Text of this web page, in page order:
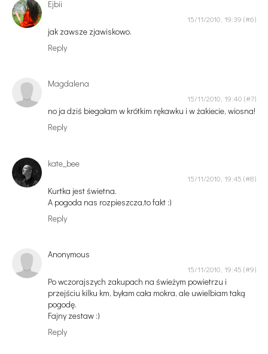
Ejbii
15/11/2010, 19:39
jak zawsze zjawiskowo.
Reply
Magdalena
15/11/2010, 19:40
no ja dziś biegałam w krótkim rękawku i w żakiecie, wiosna!
Reply
kate_bee
15/11/2010, 19:45
Kurtka jest świetna.
A pogoda nas rozpieszcza,to fakt :)
Reply
Anonymous
15/11/2010, 19:45
Po wczorajszych zakupach na świeżym powietrzu i
przejściu kilku km, byłam cała mokra, ale uwielbiam taką
pogodę.
Fajny zestaw :)
Reply